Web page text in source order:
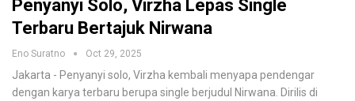
Penyanyi Solo, Virzha Lepas Single
Terbaru Bertajuk Nirwana
Eno Suratno Oct 29, 2025
Jakarta - Penyanyi solo, Virzha kembali menyapa pendengar
dengan karya terbaru berupa single berjudul Nirwana. Dirilis di